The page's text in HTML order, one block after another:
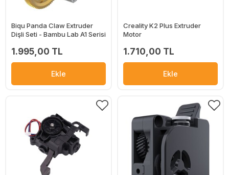
Biqu Panda Claw Extruder
Dişli Seti - Bambu Lab A1 Serisi
1.995,00 TL
Ekle
Creality K2 Plus Extruder
Motor
1.710,00 TL
Ekle